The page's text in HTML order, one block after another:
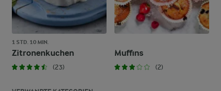
1 STD. 10 MIN.
Zitronenkuchen
(23)
Muffins
(2)